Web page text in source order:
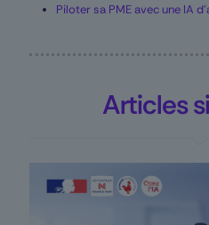
Piloter sa PME avec une IA
Articles